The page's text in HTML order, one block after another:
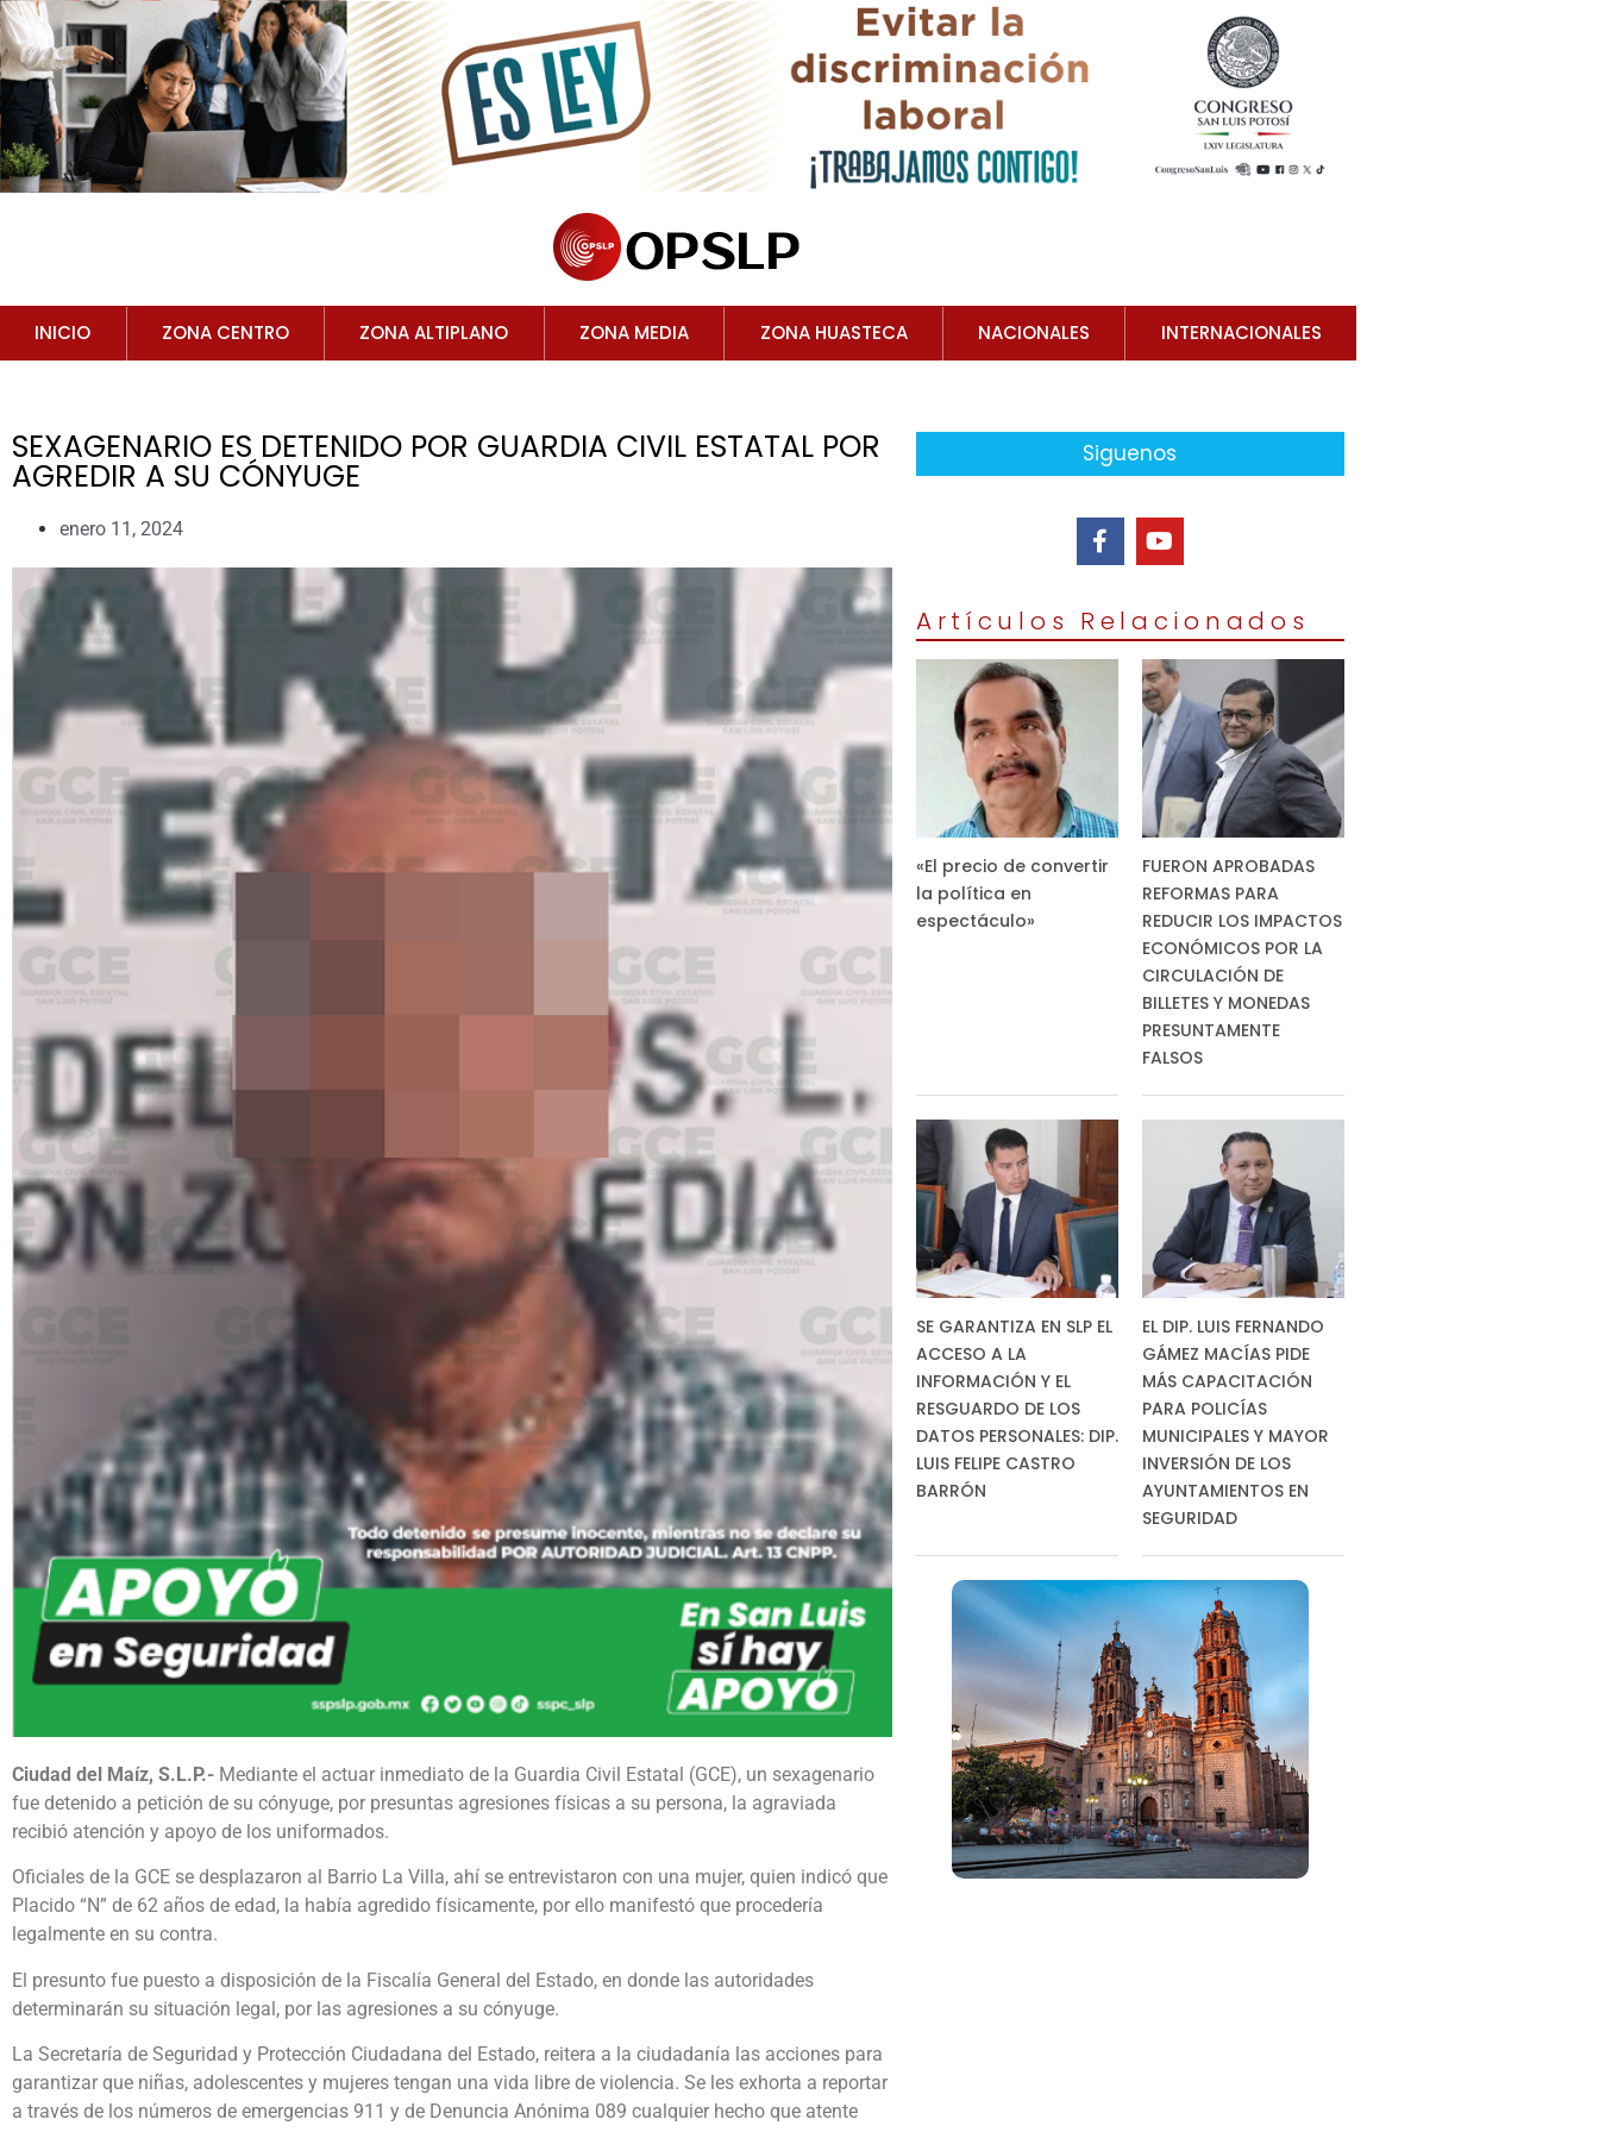
INICIO ZONA CENTRO ZONA ALTIPLANO ZONA MEDIA ZONA HUASTECA NACIONALES INTERNACIONALES
SEXAGENARIO ES DETENIDO POR GUARDIA CIVIL ESTATAL POR
AGREDIR A SU CÓNYUGE
enero 11, 2024
Ciudad del Maíz, S.L.P.- Mediante el actuar inmediato de la Guardia Civil Estatal (GCE), un sexagenario
fue detenido a petición de su cónyuge, por presuntas agresiones físicas a su persona, la agraviada
recibió atención y apoyo de los uniformados.
Oficiales de la GCE se desplazaron al Barrio La Villa, ahí se entrevistaron con una mujer, quien indicó que
Placido “N” de 62 años de edad, la había agredido físicamente, por ello manifestó que procedería
legalmente en su contra.
El presunto fue puesto a disposición de la Fiscalía General del Estado, en donde las autoridades
determinarán su situación legal, por las agresiones a su cónyuge.
La Secretaría de Seguridad y Protección Ciudadana del Estado, reitera a la ciudadanía las acciones para
garantizar que niñas, adolescentes y mujeres tengan una vida libre de violencia. Se les exhorta a reportar
a través de los números de emergencias 911 y de Denuncia Anónima 089 cualquier hecho que atente
Siguenos
Artículos Relacionados
«El precio de convertir
la política en
espectáculo»
FUERON APROBADAS
REFORMAS PARA
REDUCIR LOS IMPACTOS
ECONÓMICOS POR LA
CIRCULACIÓN DE
BILLETES Y MONEDAS
PRESUNTAMENTE
FALSOS
SE GARANTIZA EN SLP EL
ACCESO A LA
INFORMACIÓN Y EL
RESGUARDO DE LOS
DATOS PERSONALES: DIP.
LUIS FELIPE CASTRO
BARRÓN
EL DIP. LUIS FERNANDO
GÁMEZ MACÍAS PIDE
MÁS CAPACITACIÓN
PARA POLICÍAS
MUNICIPALES Y MAYOR
INVERSIÓN DE LOS
AYUNTAMIENTOS EN
SEGURIDAD